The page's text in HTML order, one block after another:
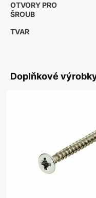
OTVORY PRO
ŠROUB
TVAR
Doplňkové